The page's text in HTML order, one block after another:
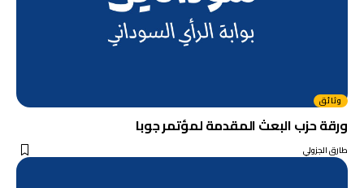
وثائق
ورقة حزب البعث المقدمة لمؤتمر جوبا
طارق الجزولي